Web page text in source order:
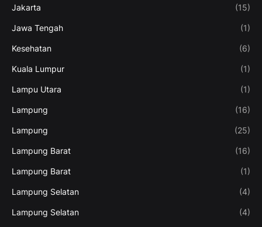
Jakarta (15)
Jawa Tengah (1)
Kesehatan (6)
Kuala Lumpur (1)
Lampu Utara (1)
Lampung (16)
Lampung (25)
Lampung Barat (16)
Lampung Barat (1)
Lampung Selatan (4)
Lampung Selatan (4)